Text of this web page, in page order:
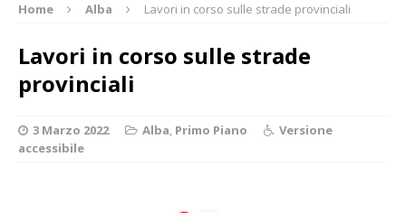
Home Alba Lavori in corso sulle strade provinciali
Lavori in corso sulle strade
provinciali
3 Marzo 2022 Alba, Primo Piano
Versione
accessibile